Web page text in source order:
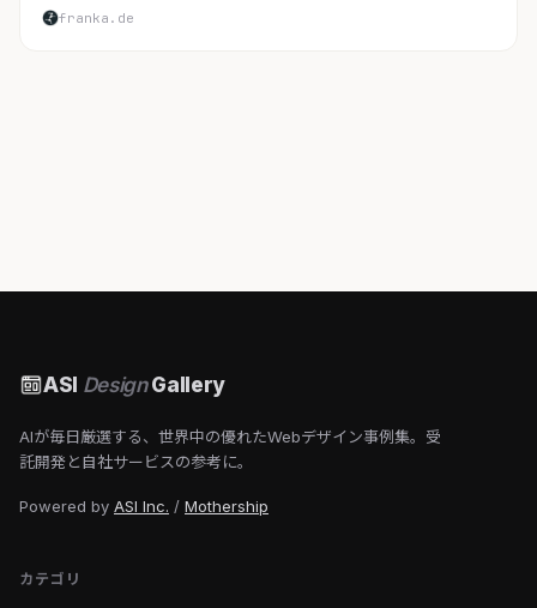
franka.de
ASI DesignGallery
AIが毎日厳選する、世界中の優れたWebデザイン事例集。受
託開発と自社サービスの参考に。
Powered by ASI Inc. / Mothership
カテゴリ